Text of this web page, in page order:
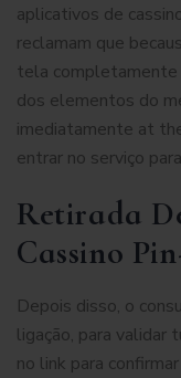
aplicativos de
reclamam que
tela completamente
dos elementos do
imediatamente at
entrar no serviço
Retirada
Cassino
Depois disso, o
ligação, para validar
no link para